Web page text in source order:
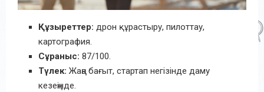
Құзыреттер: дрон құрастыру, пилоттау,
картография.
Сұраныс: 87/100.
Түлек: Жаңа бағыт, стартап негізінде даму
кезеңінде.